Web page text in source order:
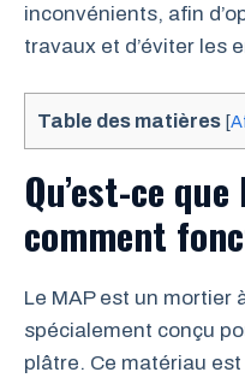
inconvénients, afin
travaux et d’éviter les
Table des matières [
Qu’est-ce
comment
Le MAP est un mortier
spécialement conçu
plâtre. Ce matériau